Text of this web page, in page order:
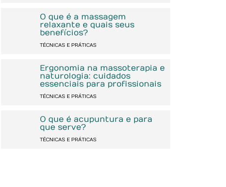
O que é a massagem
relaxante e quais seus
benefícios?
TÉCNICAS E PRÁTICAS
Ergonomia na massoterapia e
naturologia: cuidados
essenciais para profissionais
TÉCNICAS E PRÁTICAS
O que é acupuntura e para
que serve?
TÉCNICAS E PRÁTICAS